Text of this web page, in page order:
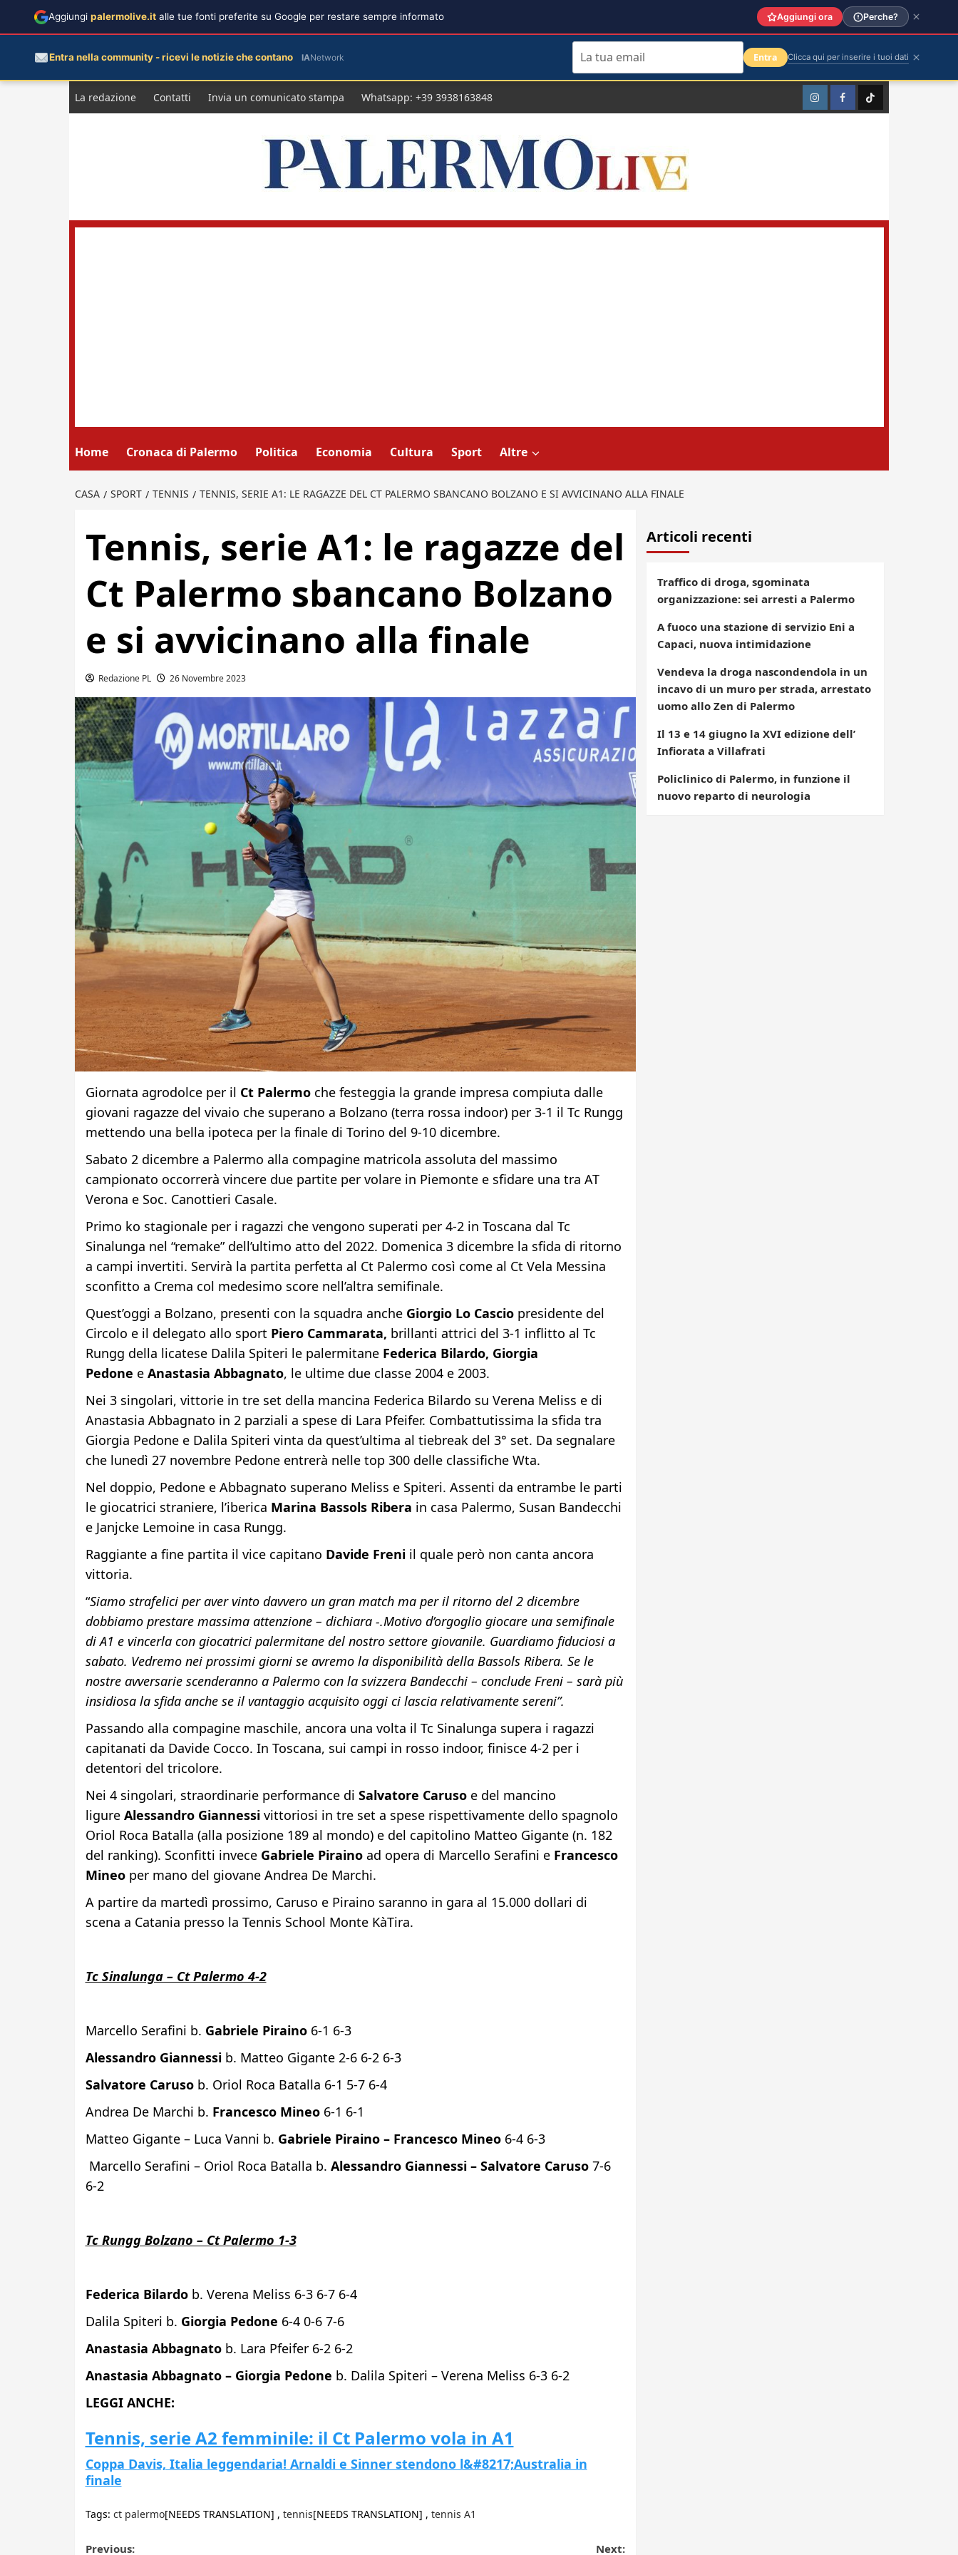
La redazione Contatti Invia un comunicato stampa Whatsapp: +39 3938163848 InstagramFacebookTikTok
Home Cronaca di Palermo Politica Economia Cultura Sport Altre
CASA SPORT TENNIS TENNIS, SERIE A1: LE RAGAZZE DEL CT PALERMO SBANCANO BOLZANO E SI AVVICINANO ALLA FINALE
Tennis, serie A1: le ragazze del
Ct Palermo sbancano Bolzano
e si avvicinano alla finale
Redazione PL 26 Novembre 2023
Giornata agrodolce per il Ct Palermoche festeggia la grande impresa compiuta dalle
giovani ragazze del vivaio che superano a Bolzano (terra rossa indoor) per 3-1 il Tc Rungg
mettendo una bella ipoteca per la finale di Torino del 9-10 dicembre.
Sabato 2 dicembre a Palermo alla compagine matricola assoluta del massimo
campionato occorrerà vincere due partite per volare in Piemonte e sfidare una tra AT
Verona e Soc. Canottieri Casale.
Primo ko stagionale per i ragazzi che vengono superati per 4-2 in Toscana dal Tc
Sinalunga nel “remake” dell’ultimo atto del 2022. Domenica 3 dicembre la sfida di ritorno
a campi invertiti. Servirà la partita perfetta al Ct Palermo così come al Ct Vela Messina
sconfitto a Crema col medesimo score nell’altra semifinale.
Quest’oggi a Bolzano, presenti con la squadra anche Giorgio Lo Casciopresidente del
Circolo e il delegato allo sport Piero Cammarata, brillanti attrici del 3-1 inflitto al Tc
Rungg della licatese Dalila Spiteri le palermitane Federica Bilardo, Giorgia
Pedone e Anastasia Abbagnato, le ultime due classe 2004 e 2003.
Nei 3 singolari, vittorie in tre set della mancina Federica Bilardo su Verena Meliss e di
Anastasia Abbagnato in 2 parziali a spese di Lara Pfeifer. Combattutissima la sfida tra
Giorgia Pedone e Dalila Spiteri vinta da quest’ultima al tiebreak del 3° set. Da segnalare
che lunedì 27 novembre Pedone entrerà nelle top 300 delle classifiche Wta.
Nel doppio, Pedone e Abbagnato superano Meliss e Spiteri. Assenti da entrambe le parti
le giocatrici straniere, l’iberica Marina Bassols Ribera in casa Palermo, Susan Bandecchi
e Janjcke Lemoine in casa Rungg.
Raggiante a fine partita il vice capitano Davide Freniil quale però non canta ancora
vittoria.
“Siamo strafelici per aver vinto davvero un gran match ma per il ritorno del 2 dicembre
dobbiamo prestare massima attenzione – dichiara -.Motivo d’orgoglio giocare una semifinale
di A1 e vincerla con giocatrici palermitane del nostro settore giovanile. Guardiamo fiduciosi a
sabato. Vedremo nei prossimi giorni se avremo la disponibilità della Bassols Ribera. Se le
nostre avversarie scenderanno a Palermo con la svizzera Bandecchi – conclude Freni – sarà più
insidiosa la sfida anche se il vantaggio acquisito oggi ci lascia relativamente sereni”.
Passando alla compagine maschile, ancora una volta il Tc Sinalunga supera i ragazzi
capitanati da Davide Cocco. In Toscana, sui campi in rosso indoor, finisce 4-2 per i
detentori del tricolore.
Nei 4 singolari, straordinarie performance di Salvatore Carusoe del mancino
ligure Alessandro Giannessivittoriosi in tre set a spese rispettivamente dello spagnolo
Oriol Roca Batalla (alla posizione 189 al mondo) e del capitolino Matteo Gigante (n. 182
del ranking). Sconfitti invece Gabriele Pirainoad opera di Marcello Serafini e Francesco
Mineoper mano del giovane Andrea De Marchi.
A partire da martedì prossimo, Caruso e Piraino saranno in gara al 15.000 dollari di
scena a Catania presso la Tennis School Monte KàTira.
Tc Sinalunga – Ct Palermo 4-2
Marcello Serafini b. Gabriele Piraino 6-1 6-3
Alessandro Giannessi b. Matteo Gigante 2-6 6-2 6-3
Salvatore Caruso b. Oriol Roca Batalla 6-1 5-7 6-4
Andrea De Marchi b. Francesco Mineo 6-1 6-1
Matteo Gigante – Luca Vanni b. Gabriele Piraino – Francesco Mineo 6-4 6-3
Marcello Serafini – Oriol Roca Batalla b. Alessandro Giannessi – Salvatore Caruso 7-6
6-2
Tc Rungg Bolzano – Ct Palermo 1-3
Federica Bilardo b. Verena Meliss 6-3 6-7 6-4
Dalila Spiteri b. Giorgia Pedone 6-4 0-6 7-6
Anastasia Abbagnato b. Lara Pfeifer 6-2 6-2
Anastasia Abbagnato – Giorgia Pedone b. Dalila Spiteri – Verena Meliss 6-3 6-2
LEGGI ANCHE:
Tennis, serie A2 femminile: il Ct Palermo vola in A1
Coppa Davis, Italia leggendaria! Arnaldi e Sinner stendono l&#8217;Australia in
finale
Tags: ct palermo[NEEDS TRANSLATION] , tennis[NEEDS TRANSLATION] , tennis A1
Previous: Next:
Articoli recenti
Traffico di droga, sgominata
organizzazione: sei arresti a Palermo
A fuoco una stazione di servizio Eni a
Capaci, nuova intimidazione
Vendeva la droga nascondendola in un
incavo di un muro per strada, arrestato
uomo allo Zen di Palermo
Il 13 e 14 giugno la XVI edizione dell’
Infiorata a Villafrati
Policlinico di Palermo, in funzione il
nuovo reparto di neurologia
Aggiungi palermolive.it alle tue fonti preferite su Google per restare sempre informato Aggiungi ora Perche?
Entra nella community - ricevi le notizie che contano IANetwork Entra Clicca qui per inserire i tuoi dati